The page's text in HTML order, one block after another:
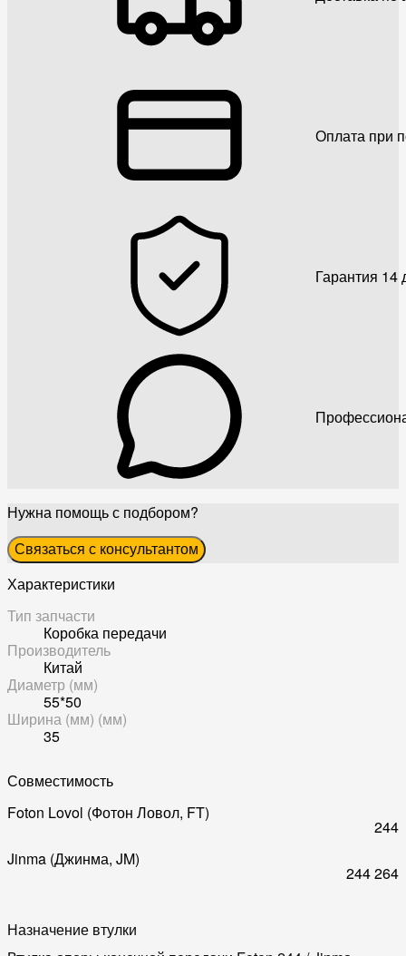
Оплата при
Гарантия 14
Нужна помощь с подбором?
Связаться с консультантом
Характеристики
Тип запчасти
Коробка передачи
Производитель
Китай
Диаметр (мм)
55*50
Ширина (мм) (мм)
35
Совместимость
Foton Lovol (Фотон Ловол, FT)
244
Jinma (Джинма, JM)
244264
Назначение втулки